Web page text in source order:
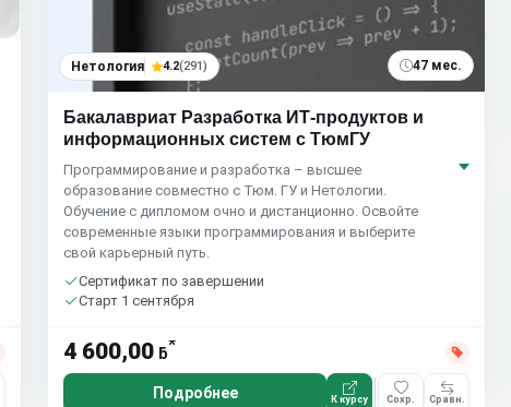
Нетология 4.2(291) 47 мес.
Бакалавриат Разработка ИТ-продуктов и
информационных систем с ТюмГУ
Программирование и разработка – высшее
образование совместно с Тюм. ГУ и Нетологии.
Обучение с дипломом очно и дистанционно. Освойте
современные языки программирования и выберите
свой карьерный путь.
Сертификат по завершении
Старт 1 сентября
4 600,00 ƃ*
Подробнее К курсу Сохр. Сравн.